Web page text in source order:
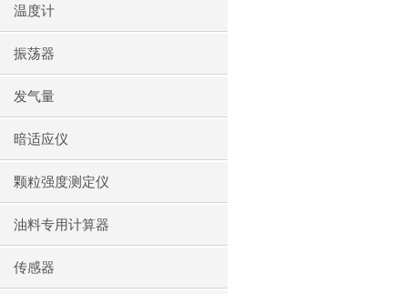
温度计
振荡器
发气量
暗适应仪
颗粒强度测定仪
油料专用计算器
传感器